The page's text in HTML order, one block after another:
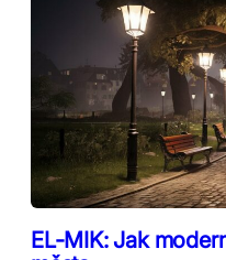
EL-MIK: Jak